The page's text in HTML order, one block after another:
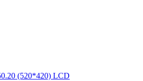
(520*420) LCD